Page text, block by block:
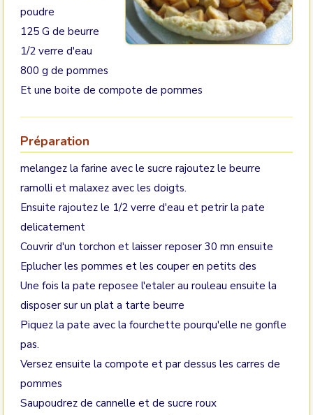
poudre
125 G de beurre
1/2 verre d'eau
800 g de pommes
Et une boite de compote de pommes
Préparation
melangez la farine avec le sucre rajoutez le beurre
ramolli et malaxez avec les doigts.
Ensuite rajoutez le 1/2 verre d'eau et petrir la pate
delicatement
Couvrir d'un torchon et laisser reposer 30 mn ensuite
Eplucher les pommes et les couper en petits des
Une fois la pate reposee l'etaler au rouleau ensuite la
disposer sur un plat a tarte beurre
Piquez la pate avec la fourchette pourqu'elle ne gonfle
pas.
Versez ensuite la compote et par dessus les carres de
pommes
Saupoudrez de cannelle et de sucre roux